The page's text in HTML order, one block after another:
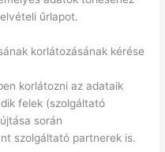
űrlapot.
korlátozásának kérése
korlátozni az adataik
felek (szolgáltató
során
szolgáltató partnerek is.